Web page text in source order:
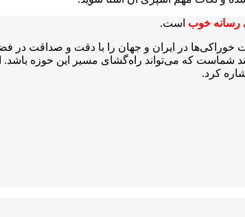
رسانه خوب است.
در ایران و جهان را با دقت و صداقت در
شماست که می‌تواند راه‌گشای مسیر این حوزه باشد.
کرد.